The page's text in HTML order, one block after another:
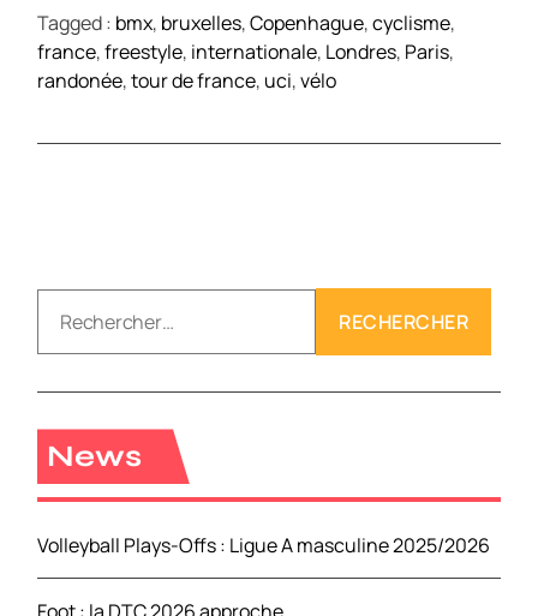
Tagged : bmx, bruxelles,Copenhague,cyclisme,
france,freestyle, internationale, Londres, Paris,
randonée,tour de france, uci,vélo
c
h
h
e
News
Volleyball Plays-Offs : Ligue A masculine 2025/2026